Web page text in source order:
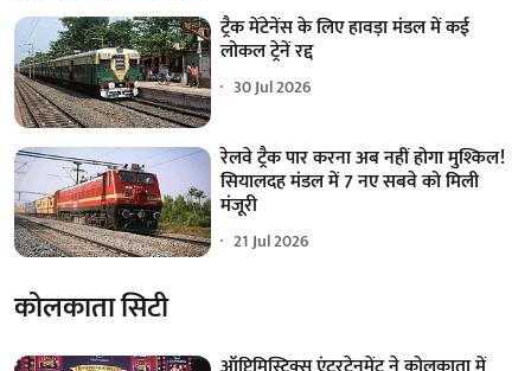
ट्रैक मेंटेनेंस के लिए हावड़ा मंडल में कई
लोकल ट्रेनें रद्द
30 Jul 2026
रेलवे ट्रैक पार करना अब नहीं होगा मुश्किल!
सियालदह मंडल में 7 नए सबवे को मिली
मंजूरी
21 Jul 2026
कोलकाता सिटी